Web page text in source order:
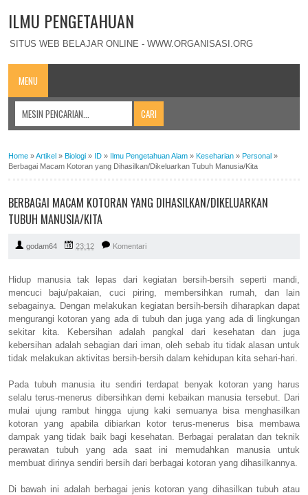
ILMU PENGETAHUAN
SITUS WEB BELAJAR ONLINE - WWW.ORGANISASI.ORG
MENU
Home »Artikel » Biologi » ID » Ilmu Pengetahuan Alam » Keseharian » Personal »
Berbagai Macam Kotoran yang Dihasilkan/Dikeluarkan Tubuh Manusia/Kita
BERBAGAI MACAM KOTORAN YANG DIHASILKAN/DIKELUARKAN
TUBUH MANUSIA/KITA
godam64 23:12 Komentari
Hidup manusia tak lepas dari kegiatan bersih-bersih seperti mandi,
mencuci baju/pakaian, cuci piring, membersihkan rumah, dan lain
sebagainya. Dengan melakukan kegiatan bersih-bersih diharapkan dapat
mengurangi kotoran yang ada di tubuh dan juga yang ada di lingkungan
sekitar kita. Kebersihan adalah pangkal dari kesehatan dan juga
kebersihan adalah sebagian dari iman, oleh sebab itu tidak alasan untuk
tidak melakukan aktivitas bersih-bersih dalam kehidupan kita sehari-hari.
Pada tubuh manusia itu sendiri terdapat benyak kotoran yang harus
selalu terus-menerus dibersihkan demi kebaikan manusia tersebut. Dari
mulai ujung rambut hingga ujung kaki semuanya bisa menghasilkan
kotoran yang apabila dibiarkan kotor terus-menerus bisa membawa
dampak yang tidak baik bagi kesehatan. Berbagai peralatan dan teknik
perawatan tubuh yang ada saat ini memudahkan manusia untuk
membuat dirinya sendiri bersih dari berbagai kotoran yang dihasilkannya.
Di bawah ini adalah berbagai jenis kotoran yang dihasilkan tubuh atau